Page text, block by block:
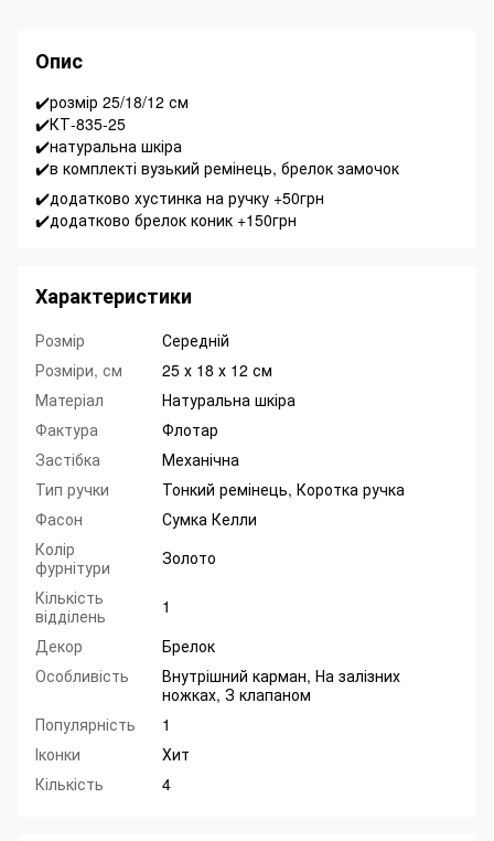
Опис
✔️розмір 25/18/12 см
✔️КТ-835-25
✔️натуральна шкіра
✔️в комплекті вузький ремінець, брелок замочок
✔️додатково хустинка на ручку +50грн
✔️додатково брелок коник +150грн
Характеристики
Розмір
Середній
Розміри, см
25 х 18 х 12 см
Матеріал
Натуральна шкіра
Фактура
Флотар
Застібка
Механічна
Тип ручки
Тонкий ремінець, Коротка ручка
Фасон
Сумка Келли
Колір
фурнітури
Золото
Кількість
відділень
1
Декор
Брелок
Особливість
Внутрішний карман, На залізних
ножках, З клапаном
Популярність
1
Іконки
Хит
Кількість
4